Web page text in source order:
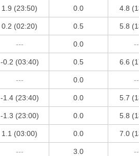
1.9 (23:50) 0.0 4.8
0.2 (02:20) 0.5 5.8
--- 0.0
-0.2 (03:40) 0.5 6.6
--- 0.0
-1.4 (23:40) 0.0 5.7
-1.3 (23:00) 0.0 5.8
1.1 (03:00) 0.0 7.0
--- 3.0